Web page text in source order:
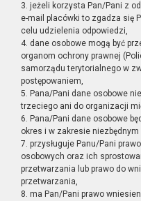
3. jeżeli korzysta Pan/Pani z
e-mail placówki to zgadza się
celu udzielenia odpowiedzi,
4. dane osobowe mogą być
organom ochrony prawnej
samorządu terytorialnego w
postępowaniem,
5. Pana/Pani dane osobowe
trzeciego ani do organizacji
6. Pana/Pani dane osobowe
okres i w zakresie
7. przysługuje Panu/Pani
osobowych oraz ich
przetwarzania lub prawo do
przetwarzania,
8. ma Pan/Pani prawo